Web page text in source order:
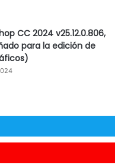
CC 2024 v25.12.0.806,
para la edición de